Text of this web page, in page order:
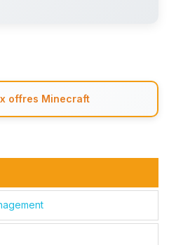
offres Minecraft